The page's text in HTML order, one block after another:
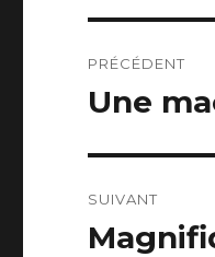
de
PRÉCÉDENT
Article
Une
SUIVANT
Article